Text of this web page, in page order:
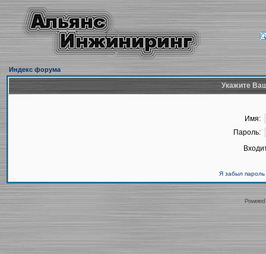
Индекс форума
Укажите
Имя:
Пароль:
Я забыл пароль